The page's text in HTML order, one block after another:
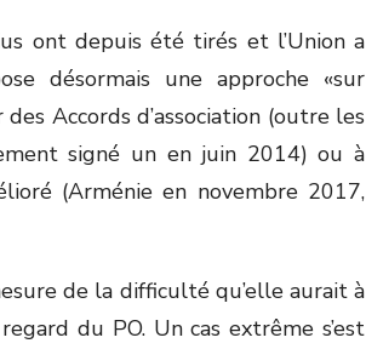
ont depuis été tirés et l’Union a
désormais une approche «sur
Accords d’association (outre les
signé un en juin 2014) ou à
(Arménie en novembre 2017,
de la difficulté qu’elle aurait à
du PO. Un cas extrême s’est